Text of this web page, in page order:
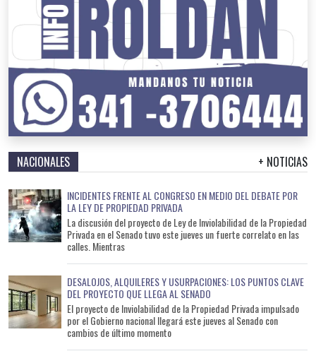
NACIONALES + NOTICIAS
INCIDENTES FRENTE AL CONGRESO EN MEDIO DEL DEBATE POR
LA LEY DE PROPIEDAD PRIVADA
La discusión del proyecto de Ley de Inviolabilidad de la Propiedad
Privada en el Senado tuvo este jueves un fuerte correlato en las
calles. Mientras
DESALOJOS, ALQUILERES Y USURPACIONES: LOS PUNTOS CLAVE
DEL PROYECTO QUE LLEGA AL SENADO
El proyecto de Inviolabilidad de la Propiedad Privada impulsado
por el Gobierno nacional llegará este jueves al Senado con
cambios de último momento